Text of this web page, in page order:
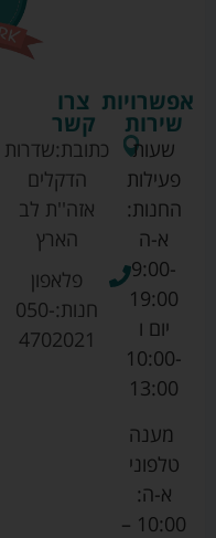
צרו
קשר
כתובת:שדרות
הדקלים
אזה''ת לב
הארץ
פלאפון
חנות:050-
4702021
אפשרויות
שירות
שעות
פעילות
החנות:
א-ה
9:00-
19:00
יום ו
10:00-
13:00
מענה
טלפוני
א-ה:
10:00 –